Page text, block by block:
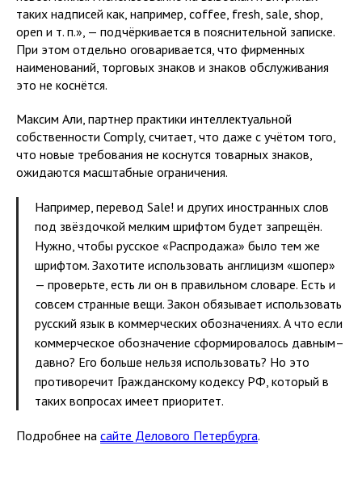
таких надписей как, например, coffee, fresh, sale, shop,
open и т. п.», — подчёркивается в пояснительной записке.
При этом отдельно оговаривается, что фирменных
наименований, торговых знаков и знаков обслуживания
это не коснётся.
Максим Али, партнер практики интеллектуальной
собственности Comply, считает, что даже с учётом того,
что новые требования не коснутся товарных знаков,
ожидаются масштабные ограничения.
Например, перевод Sale! и других иностранных слов
под звёздочкой мелким шрифтом будет запрещён.
Нужно, чтобы русское «Распродажа» было тем же
шрифтом. Захотите использовать англицизм «шопер»
— проверьте, есть ли он в правильном словаре. Есть и
совсем странные вещи. Закон обязывает использовать
русский язык в коммерческих обозначениях. А что если
коммерческое обозначение сформировалось давным–
давно? Его больше нельзя использовать? Но это
противоречит Гражданскому кодексу РФ, который в
таких вопросах имеет приоритет.
Подробнее на сайте Делового Петербурга.